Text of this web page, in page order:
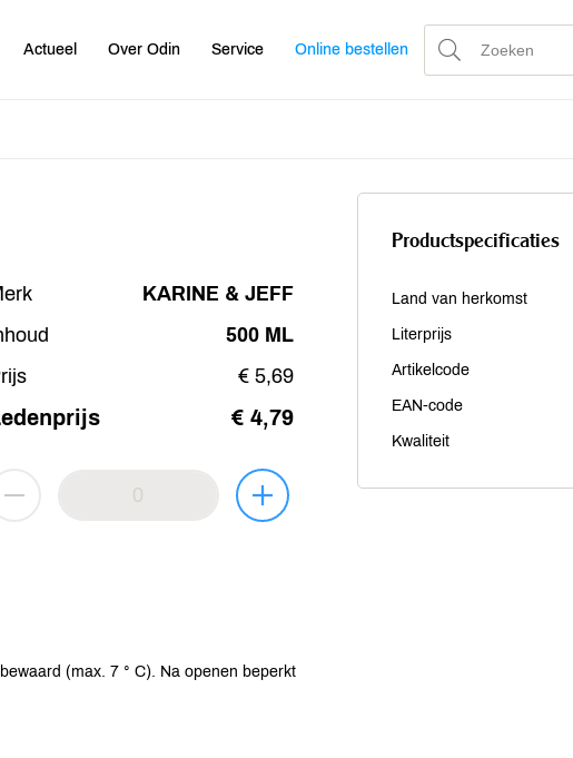
Actueel Over Odin Service Online bestellen
KARINE & JEFF
500 ML
€ 5,69
€ 4,79
(max. 7 ° C). Na openen beperkt
Productspecificaties
Land van herkomst
Literprijs
Artikelcode
EAN-code
Kwaliteit